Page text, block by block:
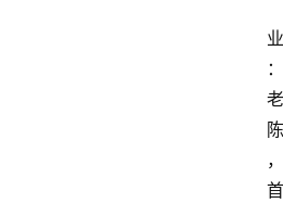
业
：
老
陈
，
首